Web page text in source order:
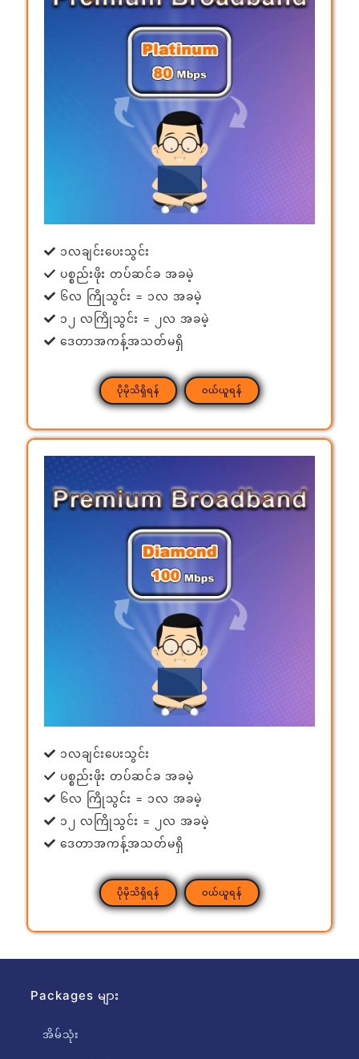
၁လချင်းပေးသွင်း
ပစ္စည်းဖိုး တပ်ဆင်ခ အခမဲ့
၆လ ကြိုသွင်း = ၁လ အခမဲ့
၁၂ လကြိုသွင်း = ၂လ အခမဲ့
ဒေတာအကန့်အသတ်မရှိ
ပိုမိုသိရှိရန် ဝယ်ယူရန်
၁လချင်းပေးသွင်း
ပစ္စည်းဖိုး တပ်ဆင်ခ အခမဲ့
၆လ ကြိုသွင်း = ၁လ အခမဲ့
၁၂ လကြိုသွင်း = ၂လ အခမဲ့
ဒေတာအကန့်အသတ်မရှိ
ပိုမိုသိရှိရန် ဝယ်ယူရန်
Packages များ
အိမ်သုံး